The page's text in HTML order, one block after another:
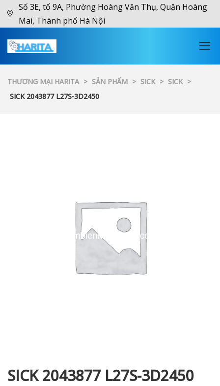
Số 3E, tổ 9A, Phường Hoàng Văn Thụ, Quận Hoàng
Mai, Thành phố Hà Nội
THƯƠNG MẠI HARITA > SẢN PHẨM > SICK > SICK >
SICK 2043877 L27S-3D2450
SICK 2043877 L27S-3D2450